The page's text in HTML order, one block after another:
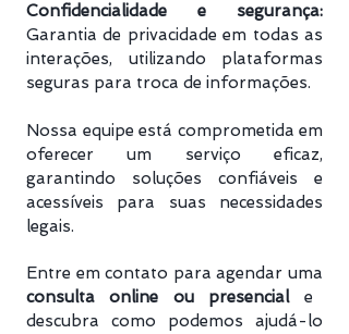
Confidencialidade e segurança:
Garantia de privacidade em todas as
interações, utilizando plataformas
seguras para troca de informações.
Nossa equipe está comprometida em
oferecer um serviço eficaz,
garantindo soluções confiáveis e
acessíveis para suas necessidades
legais.
Entre em contato para agendar uma
consulta online ou presenciale
descubra como podemos ajudá-lo